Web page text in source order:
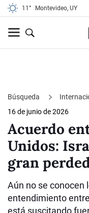
11° Montevideo, UY
Búsqueda
16 de junio de 2026
Acuerdo
Unidos:
gran
Aún no se conocen
entendimiento
está suscitando